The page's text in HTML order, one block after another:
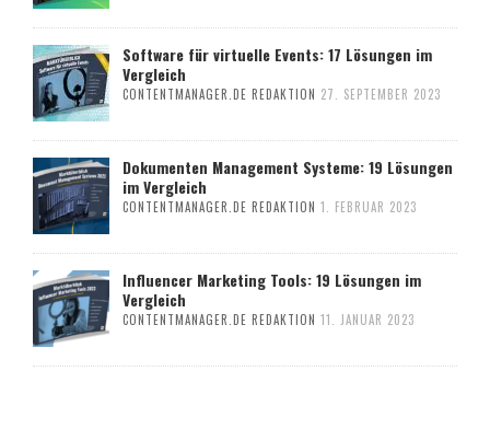
Software für virtuelle Events: 17 Lösungen im
Vergleich
CONTENTMANAGER.DE REDAKTION 27. SEPTEMBER 2023
Dokumenten Management Systeme: 19 Lösungen
im Vergleich
CONTENTMANAGER.DE REDAKTION 1. FEBRUAR 2023
Influencer Marketing Tools: 19 Lösungen im
Vergleich
CONTENTMANAGER.DE REDAKTION 11. JANUAR 2023